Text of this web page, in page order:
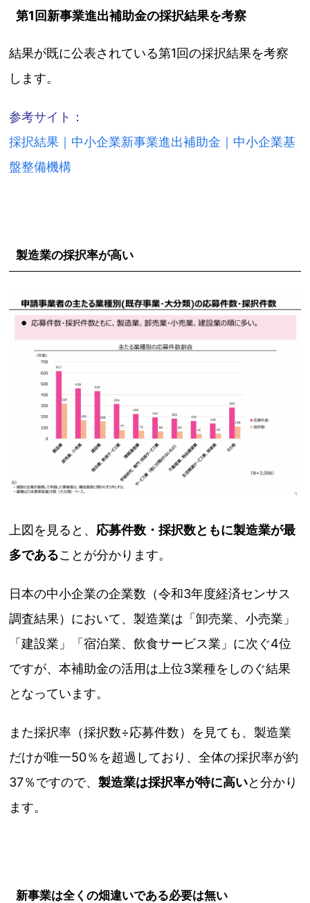
第1回新事業進出補助金の採択結果を考察
結果が既に公表されている第1回の採択結果を考察
します。
参考サイト：
採択結果｜中小企業新事業進出補助金｜中小企業基
盤整備機構
製造業の採択率が高い
上図を見ると、 応募件数・採択数ともに製造業が最
多であることが分かります。
日本の中小企業の企業数（令和3年度経済センサス
調査結果）において、製造業は「卸売業、小売業」
「建設業」「宿泊業、飲食サービス業」に次ぐ4位
ですが、本補助金の活用は上位3業種をしのぐ結果
となっています。
また採択率（採択数÷応募件数）を見ても、製造業
だけが唯一50％を超過しており、全体の採択率が約
37％ですので、製造業は採択率が特に高いと分かり
ます。
新事業は全くの畑違いである必要は無い